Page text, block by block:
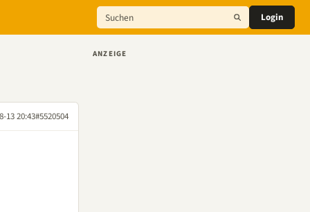
Login
13 20:43#5520504
ANZEIGE